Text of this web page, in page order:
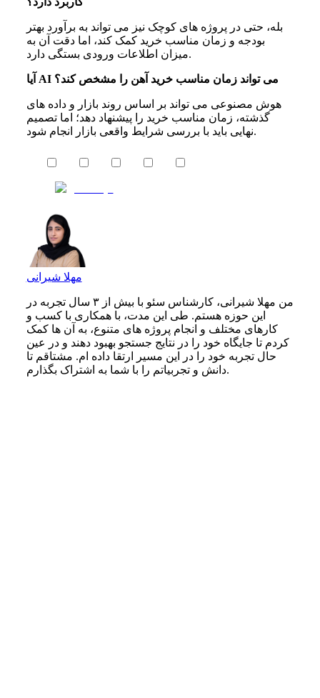
بله، حتی در پروژه های کوچک نیز می تواند به برآورد بهتر
بودجه و زمان مناسب خرید کمک کند، اما دقت آن به
میزان اطلاعات ورودی بستگی دارد.
آیا AI می تواند زمان مناسب خرید آهن را مشخص کند؟
هوش مصنوعی می تواند بر اساس روند بازار و داده های
گذشته، زمان مناسب خرید را پیشنهاد دهد؛ اما تصمیم
نهایی باید با بررسی شرایط واقعی بازار انجام شود.
مهلا شیرانی
من مهلا شیرانی، کارشناس سئو با بیش از ۳ سال تجربه در
این حوزه هستم. طی این مدت، با همکاری با کسب‌ و
کارهای مختلف و انجام پروژه‌ های متنوع، به آن‌ ها کمک
کردم تا جایگاه خود را در نتایج جستجو بهبود دهند و در عین
حال تجربه خود را در این مسیر ارتقا داده‌ ام. مشتاقم تا
دانش و تجربیاتم را با شما به اشتراک بگذارم.